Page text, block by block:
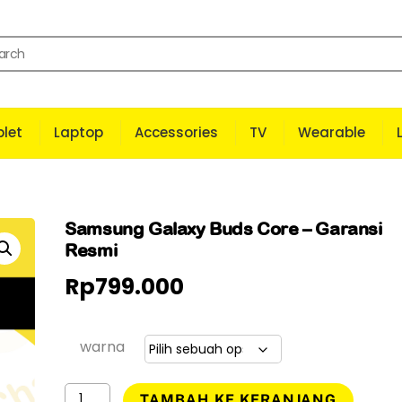
Laptop Accessories TV Wearable
Samsung Galaxy Buds Core – Garansi
Resmi
Rp799.000
warna
Kuantitas